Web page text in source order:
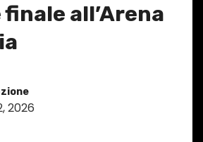
finale all’Arena
2026